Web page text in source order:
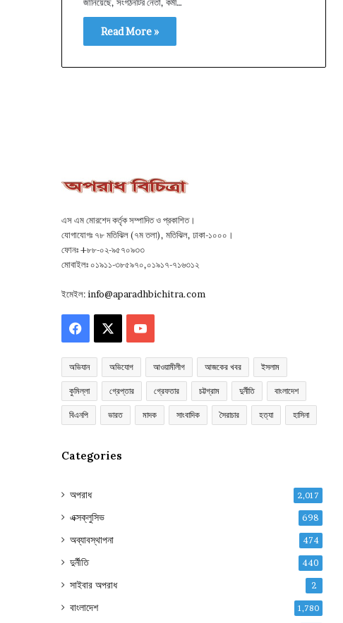
জানিয়েছে, সংগঠনটির নেতা, কর্মী…
Read More »
এস এম মোরশেদ কর্তৃক সম্পাদিত ও প্রকাশিত।
যোগাযোগঃ ৭৮ মতিঝিল (৭ম তলা), মতিঝিল, ঢাকা-১০০০।
ফোনঃ +৮৮-০২-৯৫৭০৯৩৩
মোবাইলঃ ০১৯১১-৩৮৫৯৭০,০১৯১৭-৭১৬৩১২
ইমেইল:info@aparadhbichitra.com
Facebook YouTube
অভিযান অভিযোগ আওয়ামীলীগ আজকের খবর ইসলাম
কুমিল্লা গ্রেপ্তার গ্রেফতার চট্টগ্রাম দুর্নীতি বাংলাদেশ
বিএনপি ভারত মাদক সাংবাদিক সৈরাচার হত্যা হাসিনা
Categories
অপরাধ 2,017
এক্সক্লুসিভ 698
অব্যাবস্থাপনা 474
দুর্নীতি 440
সাইবার অপরাধ 2
বাংলাদেশ 1,780